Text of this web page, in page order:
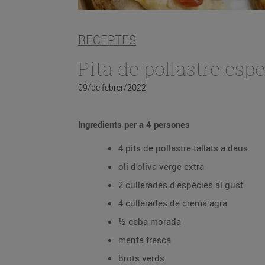
RECEPTES
Pita de pollastre
09/de febrer/2022
Ingredients per a 4 persones
4 pits de pollastre tallats a daus
oli d’oliva verge extra
2 cullerades d’espècies al gust
4 cullerades de crema agra
½ ceba morada
menta fresca
brots verds